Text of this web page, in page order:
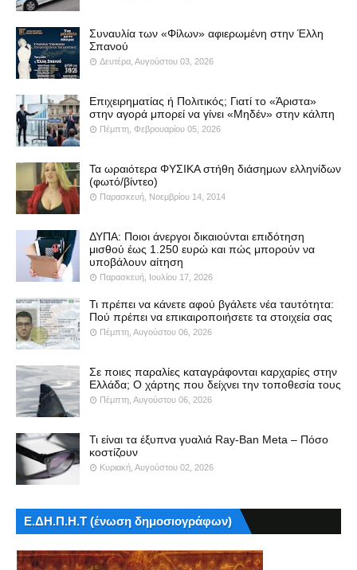
Συναυλία των «Φίλων» αφιερωμένη στην Έλλη
Σπανού
Δευτέρα, Αυγούστου 03, 2026
Επιχειρηματίας ή Πολιτικός; Γιατί το «Άριστα»
στην αγορά μπορεί να γίνει «Μηδέν» στην κάλπη
Πέμπτη, Φεβρουαρίου 05, 2026
Τα ωραιότερα ΦΥΣΙΚΑ στήθη διάσημων ελληνίδων
(φωτό/βίντεο)
Παρασκευή, Νοεμβρίου 14, 2014
ΔΥΠΑ: Ποιοι άνεργοι δικαιούνται επιδότηση
μισθού έως 1.250 ευρώ και πώς μπορούν να
υποβάλουν αίτηση
Παρασκευή, Ιουλίου 17, 2026
Τι πρέπει να κάνετε αφού βγάλετε νέα ταυτότητα:
Πού πρέπει να επικαιροποιήσετε τα στοιχεία σας
Πέμπτη, Αυγούστου 06, 2026
Σε ποιες παραλίες καταγράφονται καρχαρίες στην
Ελλάδα; Ο χάρτης που δείχνει την τοποθεσία τους
Πέμπτη, Αυγούστου 06, 2026
Τι είναι τα έξυπνα γυαλιά Ray-Ban Meta – Πόσο
κοστίζουν
Κυριακή, Αυγούστου 02, 2026
Ε.ΔΗ.Π.Η.Τ (ένωση δημοσιογράφων)